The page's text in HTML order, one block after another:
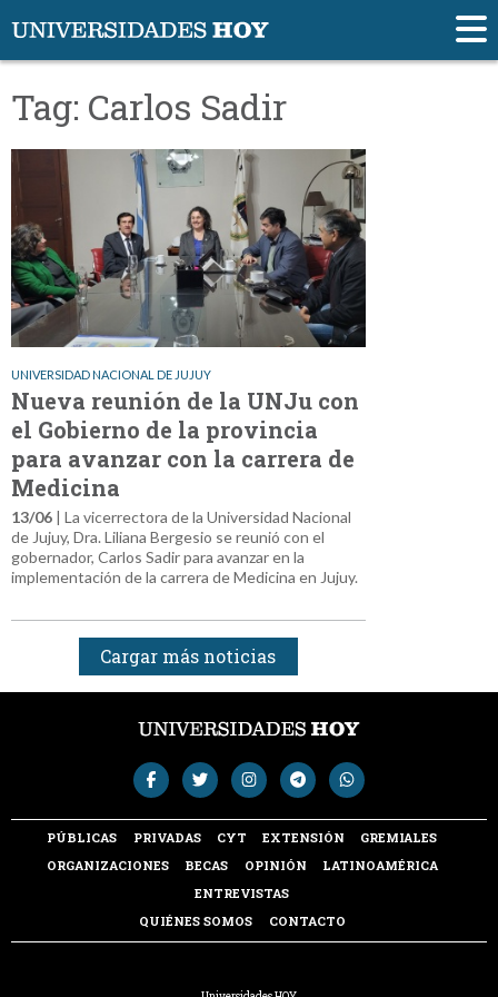
Tag: Carlos Sadir
UNIVERSIDAD NACIONAL DE JUJUY
Nueva reunión de la UNJu con
el Gobierno de la provincia
para avanzar con la carrera de
Medicina
13/06 | La vicerrectora de la Universidad Nacional
de Jujuy, Dra. Liliana Bergesio se reunió con el
gobernador, Carlos Sadir para avanzar en la
implementación de la carrera de Medicina en Jujuy.
Cargar más noticias
PÚBLICAS PRIVADAS CYT EXTENSIÓN
GREMIALES
ORGANIZACIONES
BECAS OPINIÓN
LATINOAMÉRICA
ENTREVISTAS
QUIÉNES SOMOS
CONTACTO